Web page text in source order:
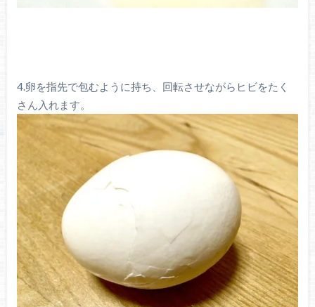
4.卵を指先で包むように持ち、回転させながらヒビをたく
さん入れます。